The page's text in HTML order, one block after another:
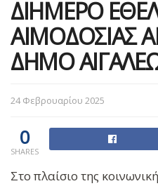
ΔΙΗΜΕΡΟ
ΑΙΜΟΔΟΣΙΑΣ
ΔΗΜΟ
24 Φεβρουαρίου 2025
0
SHARES
Στο πλαίσιο της